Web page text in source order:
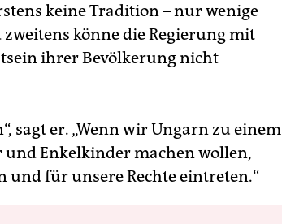
keine Tradition – nur wenige
könne die Regierung mit
ihrer Bevölkerung nicht
sagt er. „Wenn wir Ungarn zu einem
Enkelkinder machen wollen,
für unsere Rechte eintreten.“